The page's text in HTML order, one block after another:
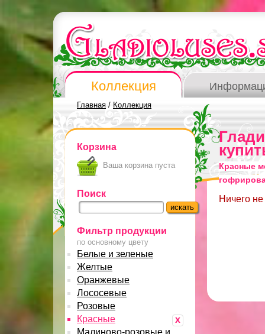
Коллекция
Главная / Коллекция
Корзина
Ваша корзина пуста
Поиск
Фильтр продукции
по основному цвету
Белые и зеленые
Желтые
Оранжевые
Лососевые
Розовые
x
Красные
Малиново-розовые и
Красные
Ничего